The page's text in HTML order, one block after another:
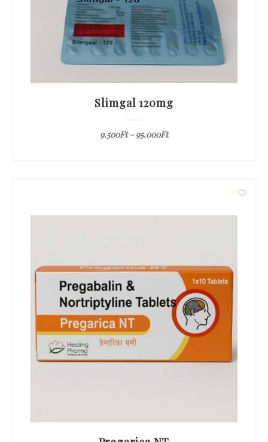
Slimgal 120mg
9.500Ft–95.000Ft